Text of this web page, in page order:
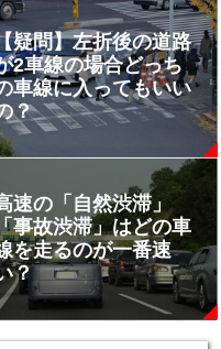
疑問】左折後の道路
2車線の場合どっち
車線に入ってもいい
？
速の「自然渋滞」
「事故渋滞」はどの車
を走るのが一番速
？